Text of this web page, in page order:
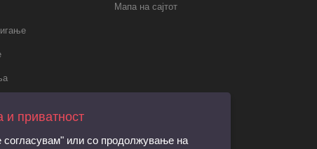
пораки,
субјектот
Мапа на сајтот
и приватност
или со продолжување на